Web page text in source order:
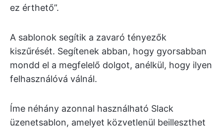
ez érthető”.
A sablonok segítik a zavaró tényezők
kiszűrését. Segítenek abban, hogy gyorsabban
mondd el a megfelelő dolgot, anélkül, hogy ilyen
felhasználóvá válnál.
Íme néhány azonnal használható Slack
üzenetsablon, amelyet közvetlenül beilleszthet